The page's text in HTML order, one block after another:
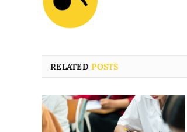
RELATEDPOSTS